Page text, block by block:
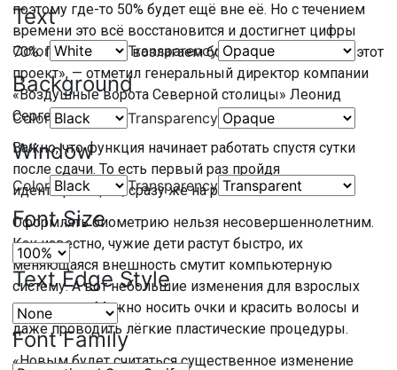
Text
Color Transparency
Background
Color Transparency
Window
Color Transparency
Font Size
Text Edge Style
Font Family
поэтому где-то 50% будет ещё вне её. Но с течением
времени это всё восстановится и достигнет цифры
70%. Поэтому мы возлагаем большие надежды на этот
проект», — отметил генеральный директор компании
«Воздушные ворота Северной столицы» Леонид
Сергеев.
Важно, что функция начинает работать спустя сутки
после сдачи. То есть первый раз пройдя
идентификацию, сразу же на рейс не попасть.
Оформлять биометрию нельзя несовершеннолетним.
Как известно, чужие дети растут быстро, их
меняющаяся внешность смутит компьютерную
систему. А вот небольшие изменения для взрослых
допустимы. Можно носить очки и красить волосы и
даже проводить лёгкие пластические процедуры.
«Новым будет считаться существенное изменение